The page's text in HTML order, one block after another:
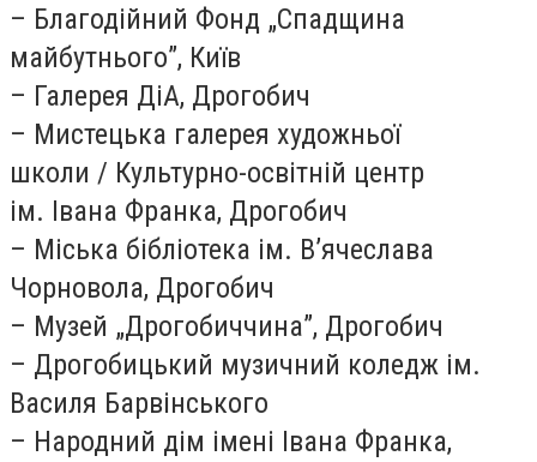
– Благодійний Фонд „Спадщина
майбутнього”, Київ
– Галерея ДіА, Дрогобич
– Мистецька галерея художньої
школи / Культурно-освітній центр
ім. Івана Франка, Дрогобич
– Міська бібліотека ім. В’ячеслава
Чорновола, Дрогобич
– Музей „Дрогобиччина”, Дрогобич
– Дрогобицький музичний коледж ім.
Василя Барвінського
– Народний дім імені Івана Франка,